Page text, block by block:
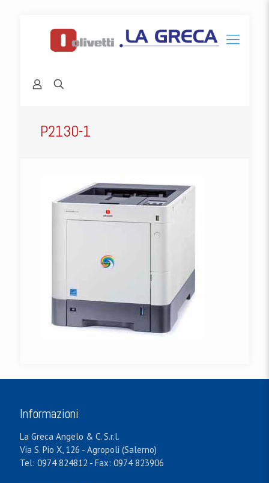
P2130-1
Informazioni
La Greca Angelo & C. S.r.l.
Via S. Pio X, 126 - Agropoli (Salerno)
Tel: 0974 824812 - Fax: 0974 823906